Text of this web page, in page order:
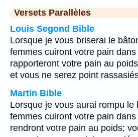
Versets Parallèles
Louis Segond Bible
Lorsque je vous briserai le
femmes cuiront votre pain
rapporteront votre pain au
et vous ne serez point
Martin Bible
Lorsque je vous aurai rompu le
femmes cuiront votre pain
rendront votre pain au poids;